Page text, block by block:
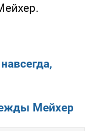
Мейхер